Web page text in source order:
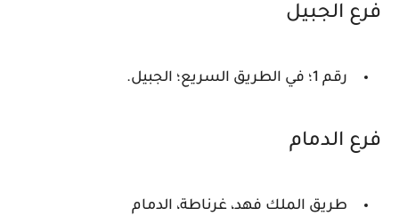
فرع الجبيل
رقم 1؛ في الطريق السريع؛ الجبيل.
فرع الدمام
طريق الملك فهد، غرناطة، الدمام